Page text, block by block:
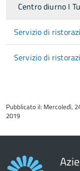
Centro diurno I
Servizio di
Servizio di
del
contenuto
Pubblicato il: Mercoledì,
2019